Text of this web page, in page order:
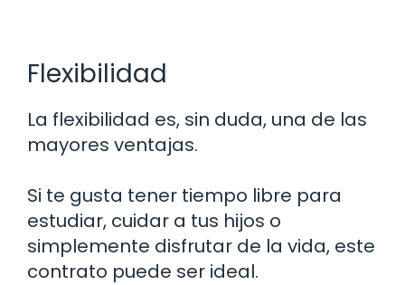
Flexibilidad
La flexibilidad es, sin duda, una de las
mayores ventajas.
Si te gusta tener tiempo libre para
estudiar, cuidar a tus hijos o
simplemente disfrutar de la vida, este
contrato puede ser ideal.